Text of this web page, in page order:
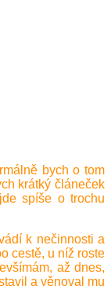
bych o tom
krátký článeček
spíše o trochu
k nečinnosti a
cestě, u níž roste
až dnes,
a věnoval mu